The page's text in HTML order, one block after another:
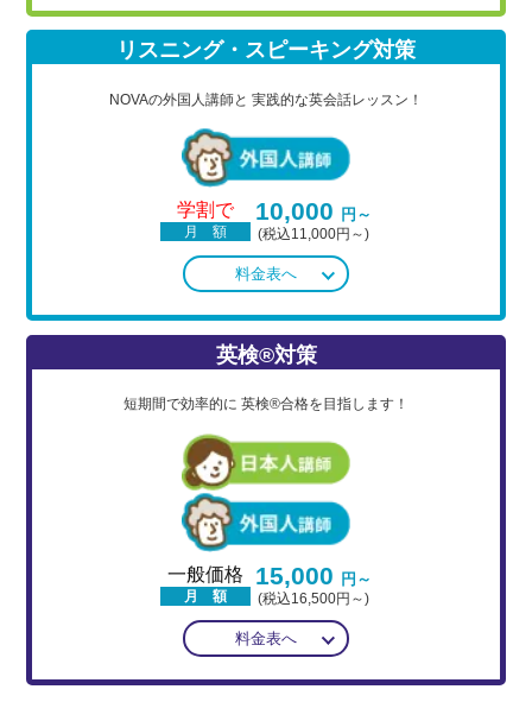
リスニング・スピーキング対策
NOVAの外国人講師と 実践的な英会話レッスン！
学割で
月 額
10,000 円～
(税込11,000円～)
料金表へ
英検®対策
短期間で効率的に 英検®合格を目指します！
一般価格
月 額
15,000 円～
(税込16,500円～)
料金表へ